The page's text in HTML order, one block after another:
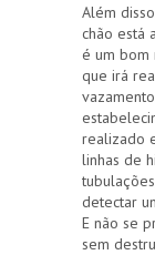
Além
chão está
é um bom
que irá
realizado
linhas de
detectar
E não se
sem